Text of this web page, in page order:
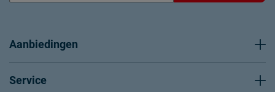
Aanbiedingen
Service